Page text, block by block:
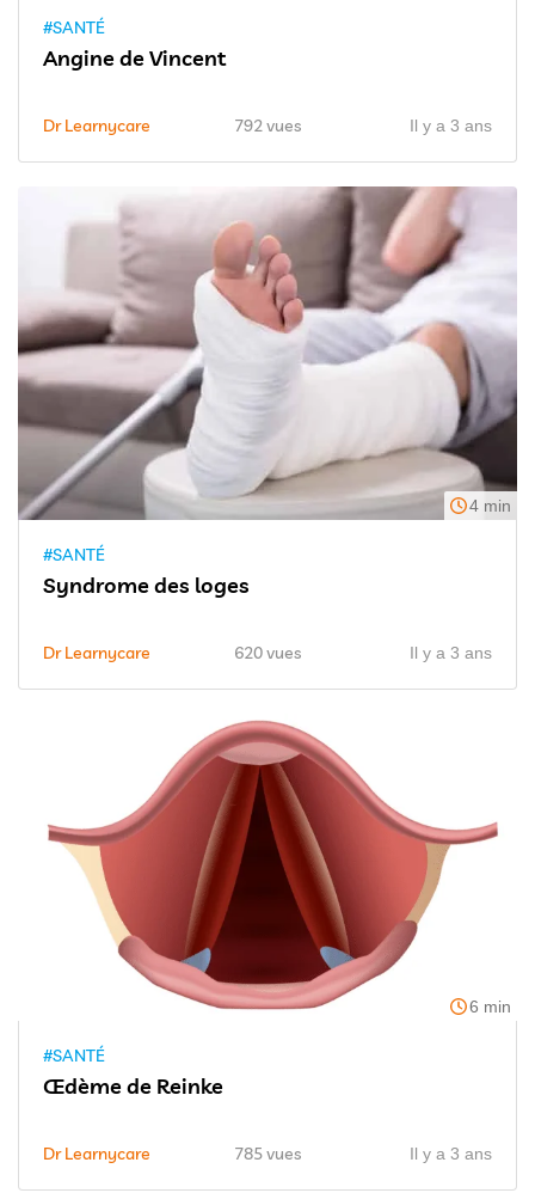
#SANTÉ
Angine de Vincent
Dr Learnycare 792 vues Il y a 3 ans
4 min
#SANTÉ
Syndrome des loges
Dr Learnycare 620 vues Il y a 3 ans
6 min
#SANTÉ
Œdème de Reinke
Dr Learnycare 785 vues Il y a 3 ans